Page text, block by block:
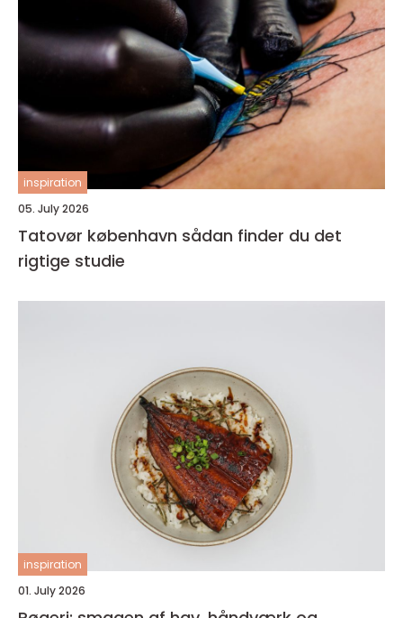
inspiration
05. July 2026
Tatovør københavn sådan finder du det
rigtige studie
inspiration
01. July 2026